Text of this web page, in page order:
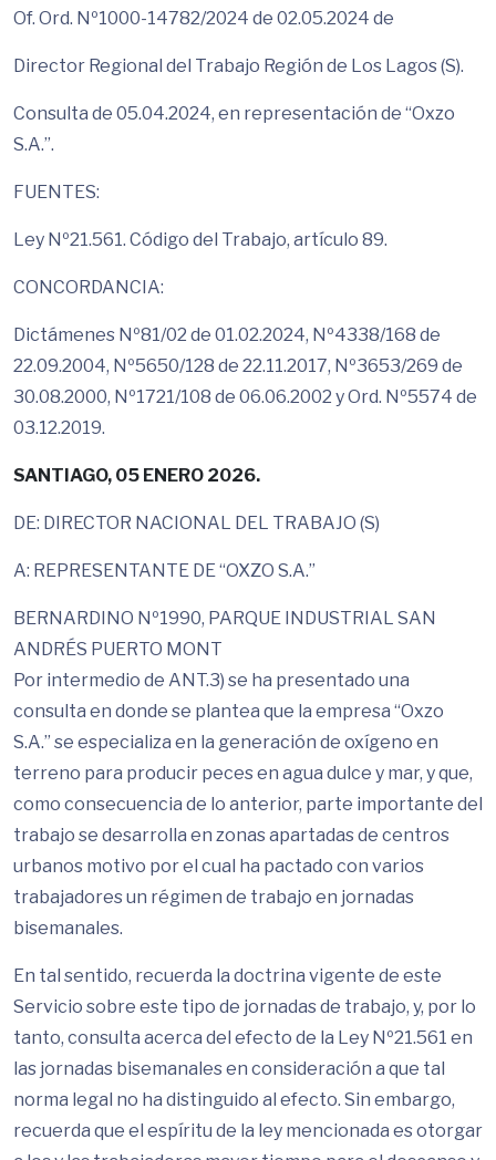
Of. Ord. Nº1000-14782/2024 de 02.05.2024 de
Director Regional del Trabajo Región de Los Lagos (S).
Consulta de 05.04.2024, en representación de “Oxzo
S.A.”.
FUENTES:
Ley Nº21.561. Código del Trabajo, artículo 89.
CONCORDANCIA:
Dictámenes Nº81/02 de 01.02.2024, Nº4338/168 de
22.09.2004, Nº5650/128 de 22.11.2017, Nº3653/269 de
30.08.2000, Nº1721/108 de 06.06.2002 y Ord. Nº5574 de
03.12.2019.
SANTIAGO, 05 ENERO 2026.
DE: DIRECTOR NACIONAL DEL TRABAJO (S)
A: REPRESENTANTE DE “OXZO S.A.”
BERNARDINO Nº1990, PARQUE INDUSTRIAL SAN
ANDRÉS PUERTO MONT
Por intermedio de ANT.3) se ha presentado una
consulta en donde se plantea que la empresa “Oxzo
S.A.” se especializa en la generación de oxígeno en
terreno para producir peces en agua dulce y mar, y que,
como consecuencia de lo anterior, parte importante del
trabajo se desarrolla en zonas apartadas de centros
urbanos motivo por el cual ha pactado con varios
trabajadores un régimen de trabajo en jornadas
bisemanales.
En tal sentido, recuerda la doctrina vigente de este
Servicio sobre este tipo de jornadas de trabajo, y, por lo
tanto, consulta acerca del efecto de la Ley Nº21.561 en
las jornadas bisemanales en consideración a que tal
norma legal no ha distinguido al efecto. Sin embargo,
recuerda que el espíritu de la ley mencionada es otorgar